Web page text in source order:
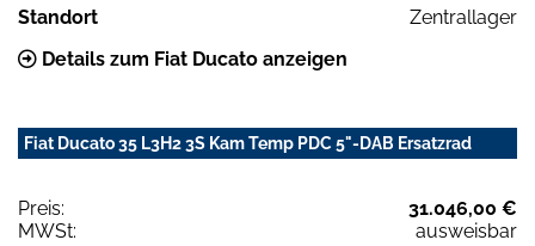
Standort
Zentrallager
Details zum Fiat Ducato anzeigen
Fiat Ducato 35 L3H2 3S Kam Temp PDC 5"-DAB Ersatzrad
Preis:
31.046,00 €
MWSt:
ausweisbar